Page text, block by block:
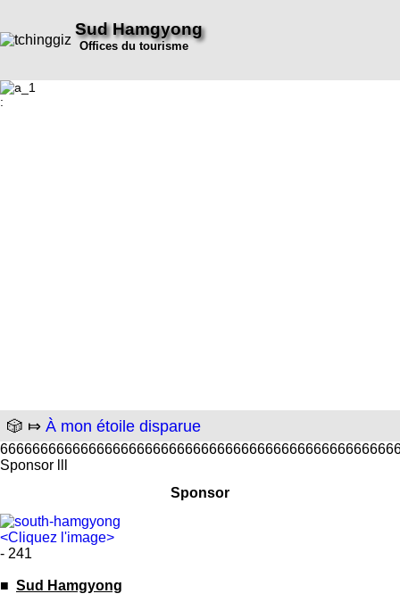
Sud Hamgyong
Offices du tourisme
:
🎲 ⤇ À mon étoile disparue
Sponsor lll
Sponsor
<Cliquez l'image>
- 241
■ Sud Hamgyong